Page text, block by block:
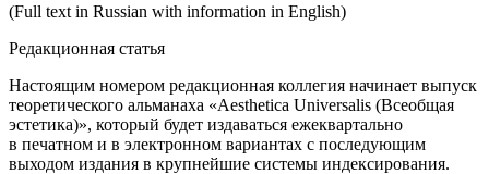
(Full text in Russian with information in English)
Редакционная статья
Настоящим номером редакционная коллегия начинает выпуск
теоретического альманаха «Aesthetica Universalis (Всеобщая
эстетика)», который будет издаваться ежеквартально
в печатном и в электронном вариантах с последующим
выходом издания в крупнейшие системы индексирования.